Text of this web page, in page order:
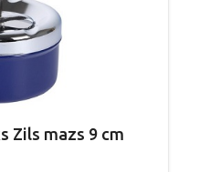
Zils mazs 9 cm